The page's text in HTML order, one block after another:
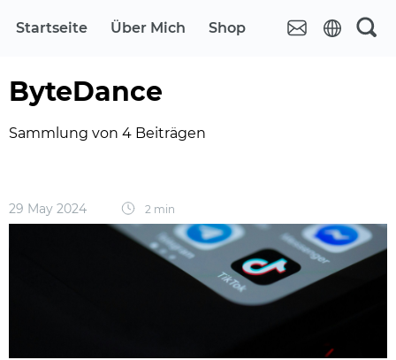
Startseite Über Mich Shop
ByteDance
Sammlung von 4 Beiträgen
29 May 2024 2 min